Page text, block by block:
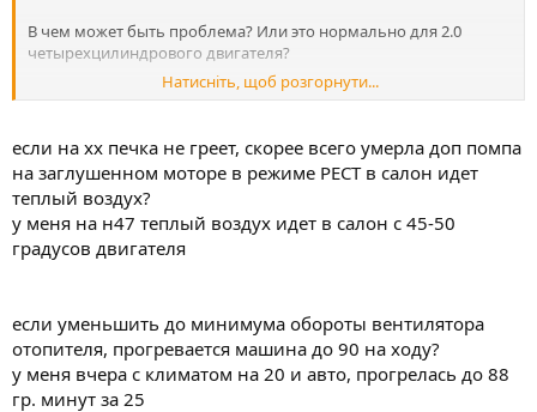
В чем может быть проблема? Или это нормально для 2.0
четырехцилиндрового двигателя?
Заранее спасибо!
Натисніть, щоб розгорнути...
если на хх печка не греет, скорее всего умерла доп помпа
на заглушенном моторе в режиме РЕСТ в салон идет
теплый воздух?
у меня на н47 теплый воздух идет в салон с 45-50
градусов двигателя
если уменьшить до минимума обороты вентилятора
отопителя, прогревается машина до 90 на ходу?
у меня вчера с климатом на 20 и авто, прогрелась до 88
гр. минут за 25